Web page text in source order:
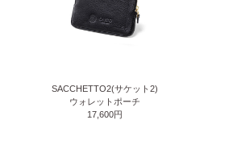
SACCHETTO2(サケット2)
ウォレットポーチ
17,600円